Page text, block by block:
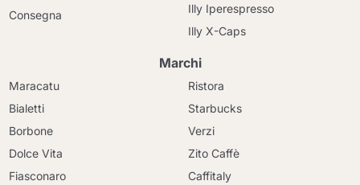
Consegna
Illy Iperespresso
Illy X-Caps
Marchi
Maracatu
Bialetti
Borbone
Dolce Vita
Fiasconaro
Ristora
Starbucks
Verzi
Zito Caffè
Caffitaly